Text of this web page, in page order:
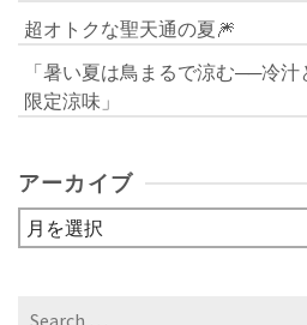
超オトクな聖天通の夏🎆
「暑い夏は鳥まるで涼む──冷
限定涼味」
アーカイブ
ア
ー
Search